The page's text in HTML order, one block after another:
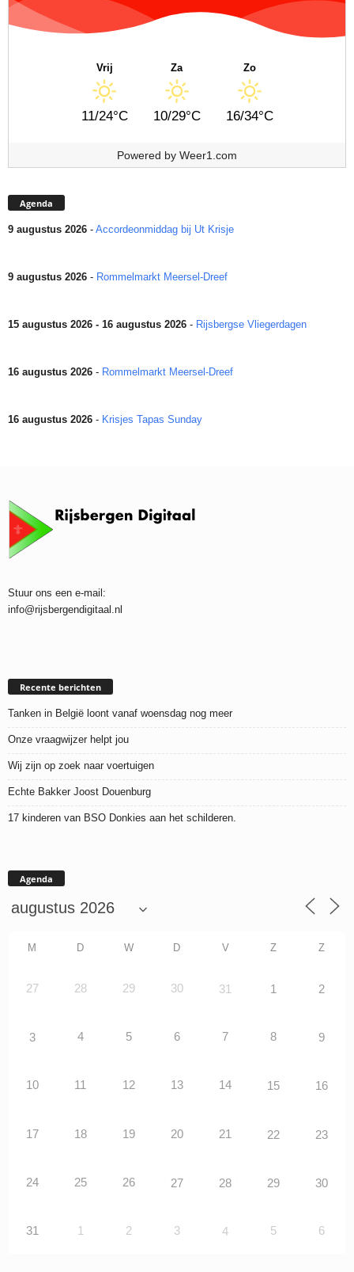
Vrij
11/24°C
Za
10/29°C
Zo
16/34°C
Powered by Weer1.com
Agenda
9 augustus 2026 - Accordeonmiddag bij Ut Krisje
9 augustus 2026 - Rommelmarkt Meersel-Dreef
15 augustus 2026 - 16 augustus 2026 - Rijsbergse Vliegerdagen
16 augustus 2026 - Rommelmarkt Meersel-Dreef
16 augustus 2026 - Krisjes Tapas Sunday
Stuur ons een e-mail:
info@rijsbergendigitaal.nl
Recente berichten
Tanken in België loont vanaf woensdag nog meer
Onze vraagwijzer helpt jou
Wij zijn op zoek naar voertuigen
Echte Bakker Joost Douenburg
17 kinderen van BSO Donkies aan het schilderen.
Agenda
M D W D V Z Z
27 28 29 30 31 1 2
3 4 5 6 7 8 9
10 11 12 13 14 15 16
17 18 19 20 21 22 23
24 25 26 27 28 29 30
31 1 2 3 4 5 6